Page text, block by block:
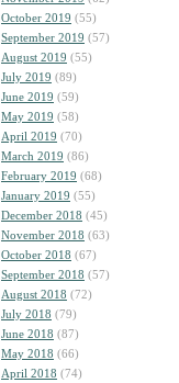
October 2019 (55)
September 2019 (57)
August 2019 (55)
July 2019 (89)
June 2019 (59)
May 2019 (58)
April 2019 (70)
March 2019 (86)
February 2019 (68)
January 2019 (55)
December 2018 (45)
November 2018 (63)
October 2018 (67)
September 2018 (57)
August 2018 (72)
July 2018 (79)
June 2018 (87)
May 2018 (66)
April 2018 (74)